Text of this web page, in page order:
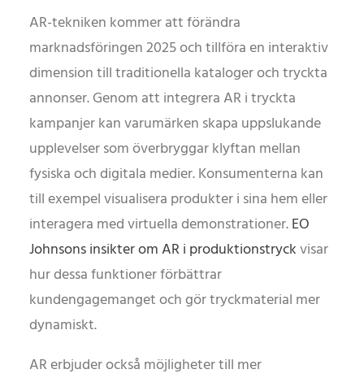
AR-tekniken kommer att förändra
marknadsföringen 2025 och tillföra en interaktiv
dimension till traditionella kataloger och tryckta
annonser. Genom att integrera AR i tryckta
kampanjer kan varumärken skapa uppslukande
upplevelser som överbryggar klyftan mellan
fysiska och digitala medier. Konsumenterna kan
till exempel visualisera produkter i sina hem eller
interagera med virtuella demonstrationer.EO
Johnsons insikter om AR i produktionstryckvisar
hur dessa funktioner förbättrar
kundengagemanget och gör tryckmaterial mer
dynamiskt.
AR erbjuder också möjligheter till mer